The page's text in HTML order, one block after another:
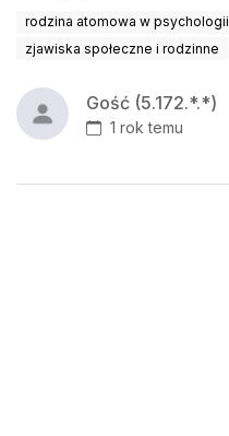
rodzina atomowa w psychologii
zjawiska społeczne i rodzinne
Gość (5.172.*.*)
1 rok temu